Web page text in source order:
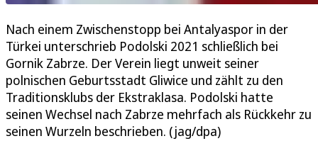
Nach einem Zwischenstopp bei Antalyaspor in der
Türkei unterschrieb Podolski 2021 schließlich bei
Gornik Zabrze. Der Verein liegt unweit seiner
polnischen Geburtsstadt Gliwice und zählt zu den
Traditionsklubs der Ekstraklasa. Podolski hatte
seinen Wechsel nach Zabrze mehrfach als Rückkehr zu
seinen Wurzeln beschrieben. (jag/dpa)